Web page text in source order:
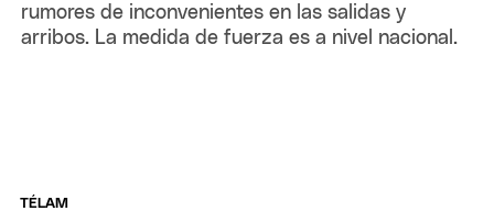
rumores de inconvenientes en las salidas y
arribos. La medida de fuerza es a nivel nacional.
TÉLAM